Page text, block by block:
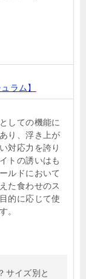
ュラム】
しての機能に
り、浮き上が
対応力を誇り
トの誘いはも
ルドにおいて
た食わせのス
的に応じて使
。
サイズ別と